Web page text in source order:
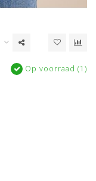
Op voorraad (1)